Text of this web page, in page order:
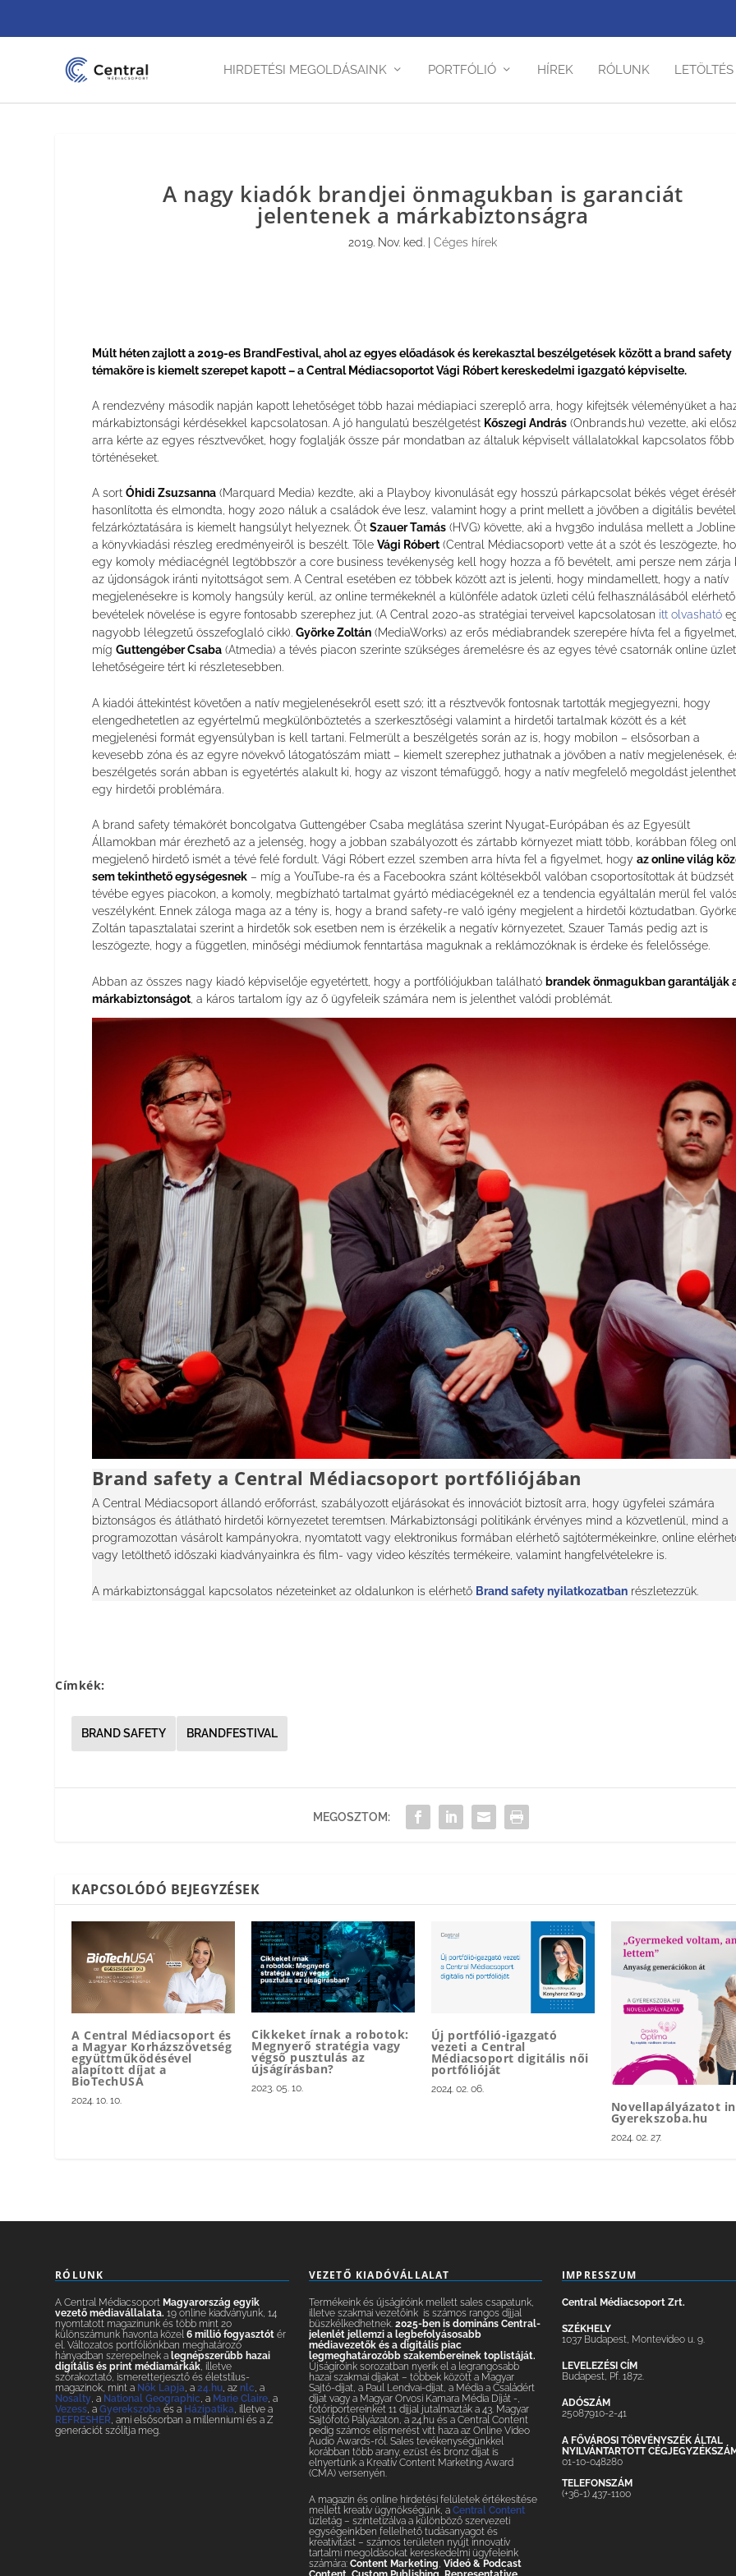
HIRDETÉSI MEGOLDÁSAINK PORTFÓLIÓ HÍREK RÓLUNK LETÖLTÉS
A nagy kiadók brandjei önmagukban is garanciát
jelentenek a márkabiztonságra
2019. Nov. ked. |Céges hírek
Múlt héten zajlott a 2019-es BrandFestival, ahol az egyes előadások és kerekasztal beszélgetések között a brand safety
témaköre is kiemelt szerepet kapott – a Central Médiacsoportot Vági Róbert kereskedelmi igazgató képviselte.
A rendezvény második napján kapott lehetőséget több hazai médiapiaci szereplő arra, hogy kifejtsék véleményüket a
márkabiztonsági kérdésekkel kapcsolatosan. A jó hangulatú beszélgetést Kőszegi András(Onbrands.hu) vezette, aki
arra kérte az egyes résztvevőket, hogy foglalják össze pár mondatban az általuk képviselt vállalatokkal kapcsolatos főbb
történéseket.
A sortÓhidi Zsuzsanna(Marquard Media) kezdte, aki a Playboy kivonulását egy hosszú párkapcsolat békés véget
hasonlította és elmondta, hogy 2020 náluk a családok éve lesz, valamint hogy a print mellett a jövőben a digitális
felzárkóztatására is kiemelt hangsúlyt helyeznek. ŐtSzauer Tamás(HVG) követte, aki a hvg360 indulása mellett a
a könyvkiadási részleg eredményeiről is beszélt. Tőle Vági Róbert(Central Médiacsoport) vette át a szót és leszögezte,
egy komoly médiacégnél legtöbbször a core business tevékenység kell hogy hozza a fő bevételt, ami persze nem zárja
az újdonságok iránti nyitottságot sem. A Central esetében ez többek között azt is jelenti, hogy mindamellett, hogy a natív
megjelenésekre is komoly hangsúly kerül, az online termékeknél a különféle adatok üzleti célú felhasználásából elérhető
bevételek növelése is egyre fontosabb szerephez jut. (A Central 2020-as stratégiai terveivel kapcsolatosan itt olvasható
nagyobb lélegzetű összefoglaló cikk). Györke Zoltán(MediaWorks) az erős médiabrandek szerepére hívta fel a figyelmet,
míg Guttengéber Csaba(Atmedia) a tévés piacon szerinte szükséges áremelésre és az egyes tévé csatornák online
lehetőségeire tért ki részletesebben.
A kiadói áttekintést követően a natív megjelenésekről esett szó; itt a résztvevők fontosnak tartották megjegyezni, hogy
elengedhetetlen az egyértelmű megkülönböztetés a szerkesztőségi valamint a hirdetői tartalmak között és a két
megjelenési formát egyensúlyban is kell tartani. Felmerült a beszélgetés során az is, hogy mobilon – elsősorban a
kevesebb zóna és az egyre növekvő látogatószám miatt – kiemelt szerephez juthatnak a jövőben a natív megjelenések,
beszélgetés során abban is egyetértés alakult ki, hogy az viszont témafüggő, hogy a natív megfelelő megoldást
egy hirdetői problémára.
A brand safety témakörét boncolgatva Guttengéber Csaba meglátása szerint Nyugat-Európában és az Egyesült
Államokban már érezhető az a jelenség, hogy a jobban szabályozott és zártabb környezet miatt több, korábban főleg
megjelenő hirdető ismét a tévé felé fordult. Vági Róbert ezzel szemben arra hívta fel a figyelmet, hogy az online világ
sem tekinthető egységesnek– míg a YouTube-ra és a Facebookra szánt költésekből valóban csoportosítottak át büdzsét
tévébe egyes piacokon, a komoly, megbízható tartalmat gyártó médiacégeknél ez a tendencia egyáltalán merül fel
veszélyként. Ennek záloga maga az a tény is, hogy a brand safety-re való igény megjelent a hirdetői köztudatban.
Zoltán tapasztalatai szerint a hirdetők sok esetben nem is érzékelik a negatív környezetet, Szauer Tamás pedig azt is
leszögezte, hogy a független, minőségi médiumok fenntartása maguknak a reklámozóknak is érdeke és felelőssége.
Abban az összes nagy kiadó képviselője egyetértett, hogy a portfóliójukban található brandek önmagukban garantálják
márkabiztonságot, a káros tartalom így az ő ügyfeleik számára nem is jelenthet valódi problémát.
Brand safety a Central Médiacsoport portfóliójában
A Central Médiacsoport állandó erőforrást, szabályozott eljárásokat és innovációt biztosít arra, hogy ügyfelei számára
biztonságos és átlátható hirdetői környezetet teremtsen. Márkabiztonsági politikánk érvényes mind a közvetlenül, mind a
programozottan vásárolt kampányokra, nyomtatott vagy elektronikus formában elérhető sajtótermékeinkre, online
vagy letölthető időszaki kiadványainkra és film- vagy video készítés termékeire, valamint hangfelvételekre is.
A márkabiztonsággal kapcsolatos nézeteinket az oldalunkon is elérhető Brand safety nyilatkozatbanrészletezzük.
Címkék:
BRAND SAFETY BRANDFESTIVAL
MEGOSZTOM:
KAPCSOLÓDÓ BEJEGYZÉSEK
A Central Médiacsoport és
a Magyar Korházszövetség
együttműködésével
alapított díjat a
BioTechUSA
2024. 10. 10.
Cikkeket írnak a robotok:
Megnyerő stratégia vagy
végső pusztulás az
újságírásban?
2023. 05. 10.
Új portfólió-igazgató
vezeti a Central
Médiacsoport digitális női
portfólióját
2024. 02. 06.
Novellapályázatot
Gyerekszoba.hu
2024. 02. 27.
RÓLUNK
A Central MédiacsoportMagyarország egyik
vezető médiavállalata. 19 online kiadványunk, 14
nyomtatott magazinunk és több mint 20
különszámunk havonta közel6 millió fogyasztót ér
el. Változatos portfóliónkban meghatározó
hányadban szerepelnek a legnépszerűbb hazai
digitális és print médiamárkák , illetve
szórakoztató, ismeretterjesztő és életstílus-
magazinok, mint a Nők Lapja , a24.hu , az nlc , a
Nosalty , a National Geographic , a Marie Claire , a
Vezess , aGyerekszoba és a Házipatika , illetve a
REFRESHER , ami elsősorban a millenniumi és a Z
generációt szólítja meg.
VEZETŐ KIADÓVÁLLALAT
Termékeink és újságíróink mellett sales csapatunk,
illetve szakmai vezetőink is számos rangos díjjal
büszkélkedhetnek. 2025-ben is domináns Central-
jelenlét jellemzi a legbefolyásosabb
médiavezetők és a digitális piac
legmeghatározóbb szakembereinek toplistáját.
Újságíróink sorozatban nyerik el a legrangosabb
hazai szakmai díjakat – többek között a Magyar
Sajtó-díjat, a Paul Lendvai-díjat, a Média a Családért
díjat vagy a Magyar Orvosi Kamara Média Díját -,
fotóriportereinket 11 díjjal jutalmazták a 43. Magyar
Sajtófotó Pályázaton, a 24.hu és a Central Content
pedig számos elismerést vitt haza az Online Video
Audio Awards-ról. Sales tevékenységünkkel
korábban több arany, ezüst és bronz díjat is
elnyertünk a Kreatív Content Marketing Award
(CMA) versenyén.
A magazin és online hirdetési felületek értékesítése
mellett kreatív ügynökségünk, a Central Content
üzletág – szintetizálva a különböző szervezeti
egységeinkben fellelhető tudásanyagot és
kreativitást – számos területen nyújt innovatív
tartalmi megoldásokat kereskedelmi ügyfeleink
számára: Content Marketing, Videó & Podcast
IMPRESSZUM
Central Médiacsoport Zrt.
SZÉKHELY
1037 Budapest, Montevideo u. 9.
LEVELEZÉSI CÍM
Budapest, Pf. 1872.
ADÓSZÁM
25087910-2-41
A FŐVÁROSI TÖRVÉNYSZÉK ÁLTAL
NYILVÁNTARTOTT
01-10-048280
TELEFONSZÁM
(+36-1) 437-1100